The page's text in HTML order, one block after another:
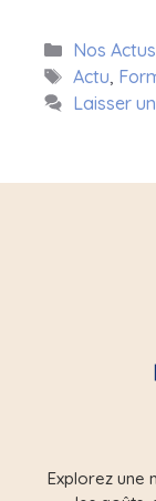
Catégories
Nos Actus
Étiquettes
Actu,
Laisser
Explorez une